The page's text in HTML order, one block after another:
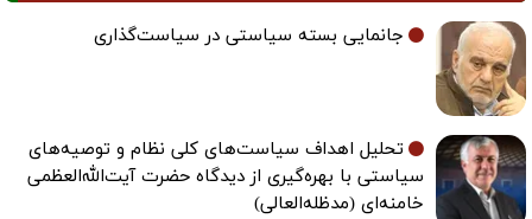
جانمایی بسته سیاستی در سیاست‌گذاری
تحلیل اهداف سیاست‌های کلی نظام و توصیه‌های
سیاستی با بهره‌گیری از دیدگاه حضرت آیت‌الله‌العظمی
خامنه‌ای (مدظله‌العالی)